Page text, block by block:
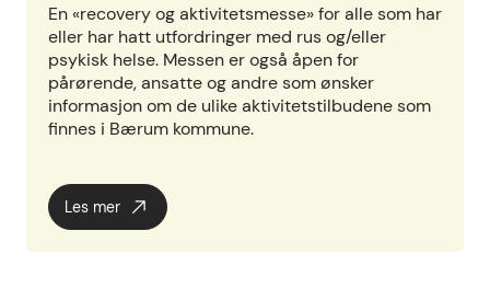
En «recovery og aktivitetsmesse» for alle som har
eller har hatt utfordringer med rus og/eller
psykisk helse. Messen er også åpen for
pårørende, ansatte og andre som ønsker
informasjon om de ulike aktivitetstilbudene som
finnes i Bærum kommune.
Les mer